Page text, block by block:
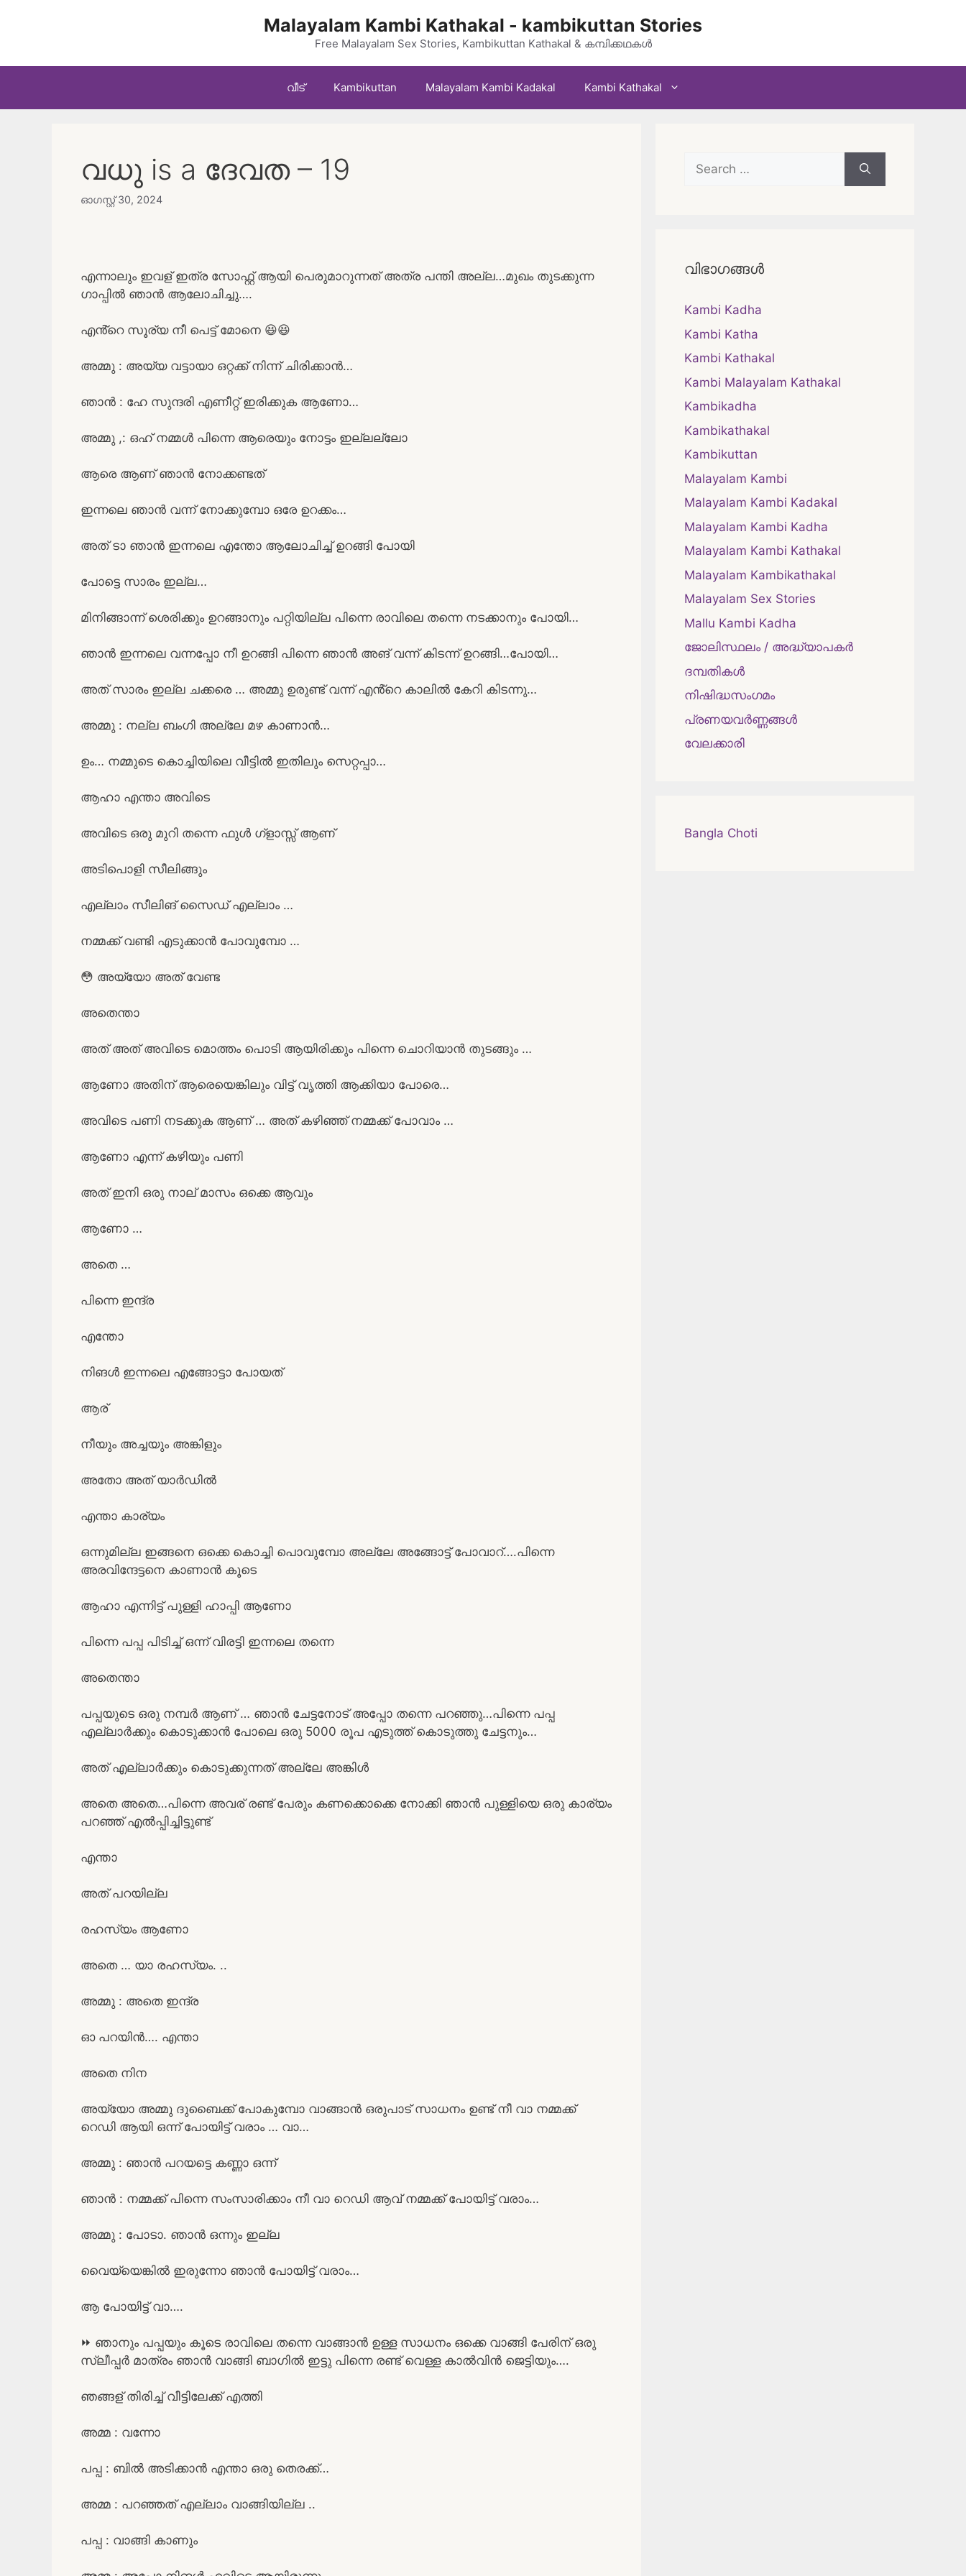
Malayalam Kambi Kathakal - kambikuttan Stories
Free Malayalam Sex Stories, Kambikuttan Kathakal & കമ്പിക്കഥകൾ
വീട് Kambikuttan Malayalam Kambi Kadakal Kambi Kathakal
വധു is a ദേവത – 19
ഓഗസ്റ്റ്‌ 30, 2024
എന്നാലും ഇവള് ഇത്ര സോഫ്റ്റ് ആയി പെരുമാറുന്നത് അത്ര പന്തി അല്ല…മുഖം തുടക്കുന്ന
ഗാപ്പിൽ ഞാൻ ആലോചിച്ചു….
എൻ്റെ സൂര്യ നീ പെട്ട് മോനെ 😆😆
അമ്മു : അയ്യ വട്ടായാ ഒറ്റക്ക് നിന്ന് ചിരിക്കാൻ…
ഞാൻ : ഹേ സുന്ദരി എണീറ്റ് ഇരിക്കുക ആണോ…
അമ്മു ,: ഒഹ് നമ്മൾ പിന്നെ ആരെയും നോട്ടം ഇല്ലല്ലോ
ആരെ ആണ് ഞാൻ നോക്കണ്ടത്
ഇന്നലെ ഞാൻ വന്ന് നോക്കുമ്പോ ഒരേ ഉറക്കം…
അത് ടാ ഞാൻ ഇന്നലെ എന്തോ ആലോചിച്ച് ഉറങ്ങി പോയി
പോട്ടെ സാരം ഇല്ല…
മിനിങ്ങാന്ന് ശെരിക്കും ഉറങ്ങാനും പറ്റിയില്ല പിന്നെ രാവിലെ തന്നെ നടക്കാനും പോയി…
ഞാൻ ഇന്നലെ വന്നപ്പോ നീ ഉറങ്ങി പിന്നെ ഞാൻ അങ് വന്ന് കിടന്ന് ഉറങ്ങി…പോയി…
അത് സാരം ഇല്ല ചക്കരെ … അമ്മു ഉരുണ്ട് വന്ന് എൻ്റെ കാലിൽ കേറി കിടന്നു…
അമ്മു : നല്ല ബംഗി അല്ലേ മഴ കാണാൻ…
ഉം… നമ്മുടെ കൊച്ചിയിലെ വീട്ടിൽ ഇതിലും സെറ്റപ്പാ…
ആഹാ എന്താ അവിടെ
അവിടെ ഒരു മുറി തന്നെ ഫുൾ ഗ്ളാസ്സ് ആണ്
അടിപൊളി സീലിങ്ങും
എല്ലാം സീലിങ് സൈഡ് എല്ലാം …
നമ്മക്ക് വണ്ടി എടുക്കാൻ പോവുമ്പോ …
😳 അയ്യോ അത് വേണ്ട
അതെന്താ
അത് അത് അവിടെ മൊത്തം പൊടി ആയിരിക്കും പിന്നെ ചൊറിയാൻ തുടങ്ങും …
ആണോ അതിന് ആരെയെങ്കിലും വിട്ട് വൃത്തി ആക്കിയാ പോരെ…
അവിടെ പണി നടക്കുക ആണ് … അത് കഴിഞ്ഞ് നമ്മക്ക് പോവാം …
ആണോ എന്ന് കഴിയും പണി
അത് ഇനി ഒരു നാല് മാസം ഒക്കെ ആവും
ആണോ …
അതെ …
പിന്നെ ഇന്ദ്ര
എന്തോ
നിങൾ ഇന്നലെ എങ്ങോട്ടാ പോയത്
ആര്
നീയും അച്ചയും അങ്കിളും
അതോ അത് യാർഡിൽ
എന്താ കാര്യം
ഒന്നുമില്ല ഇങ്ങനെ ഒക്കെ കൊച്ചി പൊവുമ്പോ അല്ലേ അങ്ങോട്ട് പോവാറ്….പിന്നെ
അരവിന്ദേട്ടനെ കാണാൻ കൂടെ
ആഹാ എന്നിട്ട് പുള്ളി ഹാപ്പി ആണോ
പിന്നെ പപ്പ പിടിച്ച് ഒന്ന് വിരട്ടി ഇന്നലെ തന്നെ
അതെന്താ
പപ്പയുടെ ഒരു നമ്പർ ആണ് … ഞാൻ ചേട്ടനോട് അപ്പോ തന്നെ പറഞ്ഞു…പിന്നെ പപ്പ
എല്ലാർക്കും കൊടുക്കാൻ പോലെ ഒരു 5000 രൂപ എടുത്ത് കൊടുത്തു ചേട്ടനും…
അത് എല്ലാർക്കും കൊടുക്കുന്നത് അല്ലേ അങ്കിൾ
അതെ അതെ…പിന്നെ അവര് രണ്ട് പേരും കണക്കൊക്കെ നോക്കി ഞാൻ പുള്ളിയെ ഒരു കാര്യം
പറഞ്ഞ് എൽപ്പിച്ചിട്ടുണ്ട്
എന്താ
അത് പറയില്ല
രഹസ്യം ആണോ
അതെ … യാ രഹസ്യം. ..
അമ്മു : അതെ ഇന്ദ്ര
ഓ പറയിൻ…. എന്താ
അതെ നിന
അയ്യോ അമ്മു ദുബൈക്ക് പോകുമ്പോ വാങ്ങാൻ ഒരുപാട് സാധനം ഉണ്ട് നീ വാ നമ്മക്ക്
റെഡി ആയി ഒന്ന് പോയിട്ട് വരാം … വാ…
അമ്മു : ഞാൻ പറയട്ടെ കണ്ണാ ഒന്ന്
ഞാൻ : നമ്മക്ക് പിന്നെ സംസാരിക്കാം നീ വാ റെഡി ആവ് നമ്മക്ക് പോയിട്ട് വരാം…
അമ്മു : പോടാ. ഞാൻ ഒന്നും ഇല്ല
വൈയ്യെങ്കിൽ ഇരുന്നോ ഞാൻ പോയിട്ട് വരാം…
ആ പോയിട്ട് വാ….
⏩ ഞാനും പപ്പയും കൂടെ രാവിലെ തന്നെ വാങ്ങാൻ ഉള്ള സാധനം ഒക്കെ വാങ്ങി പേരിന് ഒരു
സ്ലീപ്പർ മാത്രം ഞാൻ വാങ്ങി ബാഗിൽ ഇട്ടു പിന്നെ രണ്ട് വെള്ള കാൽവിൻ ജെട്ടിയും….
ഞങ്ങള് തിരിച്ച് വീട്ടിലേക്ക് എത്തി
അമ്മ : വന്നോ
പപ്പ : ബിൽ അടിക്കാൻ എന്താ ഒരു തെരക്ക്…
അമ്മ : പറഞ്ഞത് എല്ലാം വാങ്ങിയില്ല ..
പപ്പ : വാങ്ങി കാണും
Search
for:
വിഭാഗങ്ങൾ
Kambi Kadha
Kambi Katha
Kambi Kathakal
Kambi Malayalam Kathakal
Kambikadha
Kambikathakal
Kambikuttan
Malayalam Kambi
Malayalam Kambi Kadakal
Malayalam Kambi Kadha
Malayalam Kambi Kathakal
Malayalam Kambikathakal
Malayalam Sex Stories
Mallu Kambi Kadha
ജോലിസ്ഥലം / അദ്ധ്യാപകർ
ദമ്പതികള്‍
നിഷിദ്ധസംഗമം
പ്രണയവർണ്ണങ്ങൾ
വേലക്കാരി
Bangla Choti